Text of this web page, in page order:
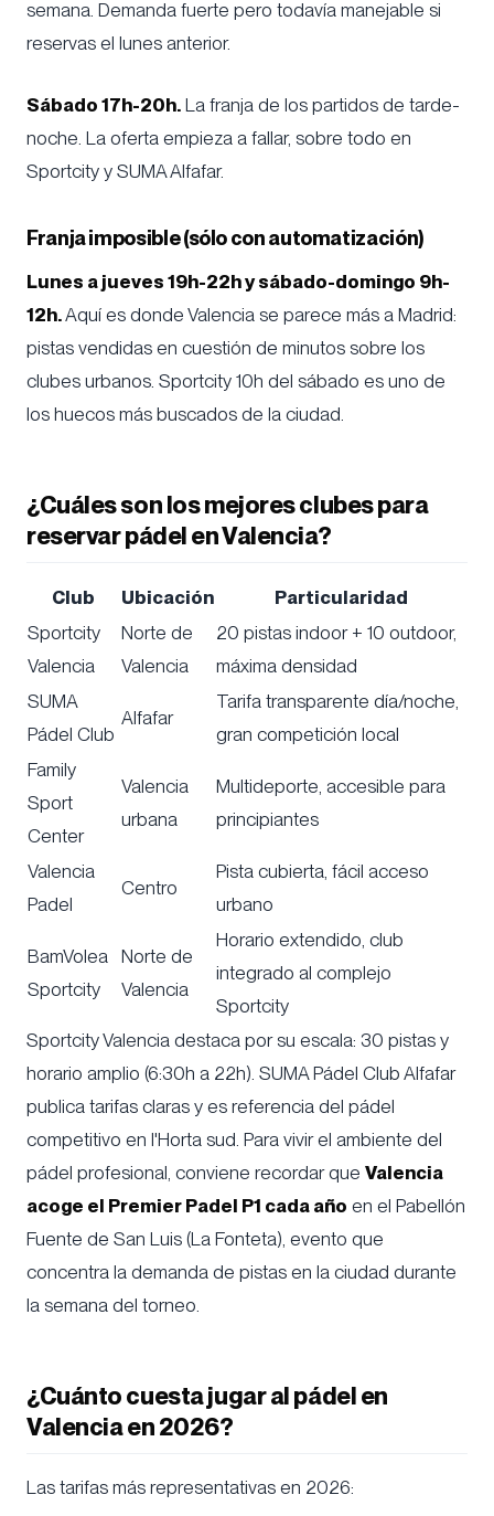
semana. Demanda fuerte pero todavía manejable si
reservas el lunes anterior.
Sábado 17h-20h. La franja de los partidos de tarde-
noche. La oferta empieza a fallar, sobre todo en
Sportcity y SUMA Alfafar.
Franja imposible (sólo con automatización)
Lunes a jueves 19h-22h y sábado-domingo 9h-
12h.Aquí es donde Valencia se parece más a Madrid:
pistas vendidas en cuestión de minutos sobre los
clubes urbanos. Sportcity 10h del sábado es uno de
los huecos más buscados de la ciudad.
¿Cuáles son los mejores clubes para
reservar pádel en Valencia?
Club Ubicación
Particularidad
Sportcity
Valencia
Norte de
Valencia
20 pistas indoor + 10 outdoor,
máxima densidad
SUMA
Pádel Club
Alfafar
Tarifa transparente día/noche,
gran competición local
Family
Sport
Center
Valencia
urbana
Multideporte, accesible para
principiantes
Valencia
Padel
Centro
Pista cubierta, fácil acceso
urbano
BamVolea
Sportcity
Norte de
Valencia
Horario extendido, club
integrado al complejo
Sportcity
Sportcity Valencia destaca por su escala: 30 pistas y
horario amplio (6:30h a 22h). SUMA Pádel Club Alfafar
publica tarifas claras y es referencia del pádel
competitivo en l'Horta sud. Para vivir el ambiente del
pádel profesional, conviene recordar que Valencia
acoge el Premier Padel P1 cada año en el Pabellón
Fuente de San Luis (La Fonteta), evento que
concentra la demanda de pistas en la ciudad durante
la semana del torneo.
¿Cuánto cuesta jugar al pádel en
Valencia en 2026?
Las tarifas más representativas en 2026: